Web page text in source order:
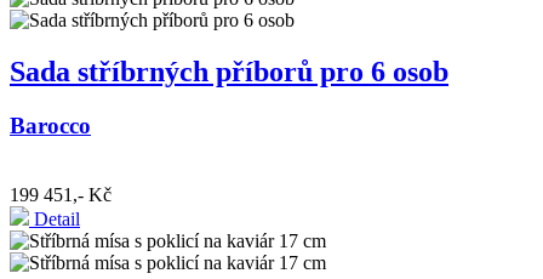
Sada stříbrných příborů pro 6 osob
Barocco
199 451,- Kč
Detail